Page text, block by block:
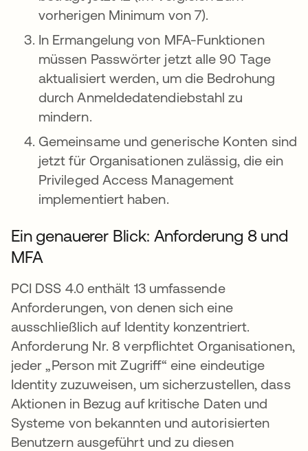
vorherigen Minimum von 7).
In Ermangelung von MFA-Funktionen
müssen Passwörter jetzt alle 90 Tage
aktualisiert werden, um die Bedrohung
durch Anmeldedatendiebstahl zu
mindern.
Gemeinsame und generische Konten sind
jetzt für Organisationen zulässig, die ein
Privileged Access Management
implementiert haben.
Ein genauerer Blick: Anforderung 8 und
MFA
PCI DSS 4.0 enthält 13 umfassende
Anforderungen, von denen sich eine
ausschließlich auf Identity konzentriert.
Anforderung Nr. 8 verpflichtet Organisationen,
jeder „Person mit Zugriff“ eine eindeutige
Identity zuzuweisen, um sicherzustellen, dass
Aktionen in Bezug auf kritische Daten und
Systeme von bekannten und autorisierten
Benutzern ausgeführt und zu diesen